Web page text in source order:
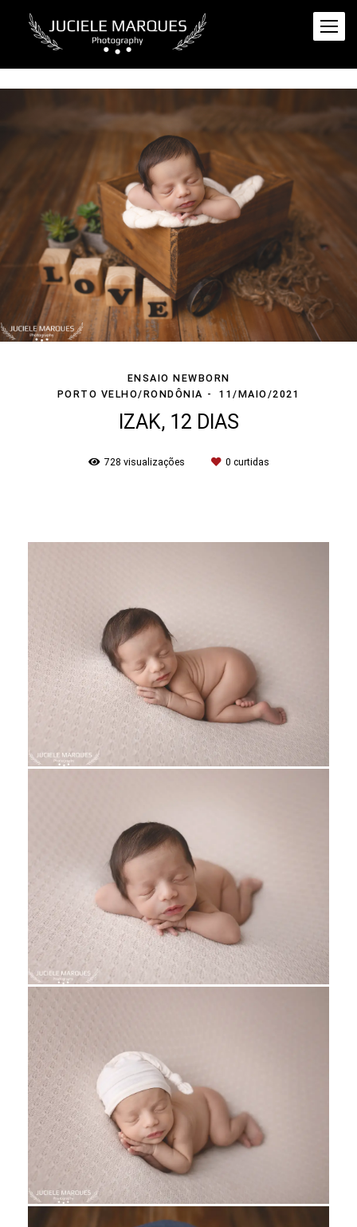
ENSAIO NEWBORN
PORTO VELHO/RONDÔNIA
11/MAIO/2021
IZAK, 12 DIAS
728 visualizações 0 curtidas